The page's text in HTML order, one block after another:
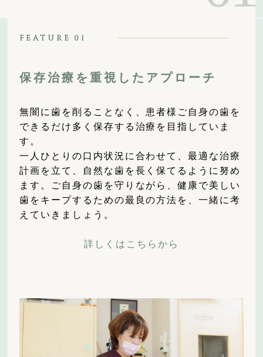
FEATURE 01
保存治療を重視したアプローチ
無闇に歯を削ることなく、患者様ご自身の歯を
できるだけ多く保存する治療を目指していま
す。
一人ひとりの口内状況に合わせて、最適な治療
計画を立て、自然な歯を長く保てるように努め
ます。ご自身の歯を守りながら、健康で美しい
歯をキープするための最良の方法を、一緒に考
えていきましょう。
詳しくはこちらから